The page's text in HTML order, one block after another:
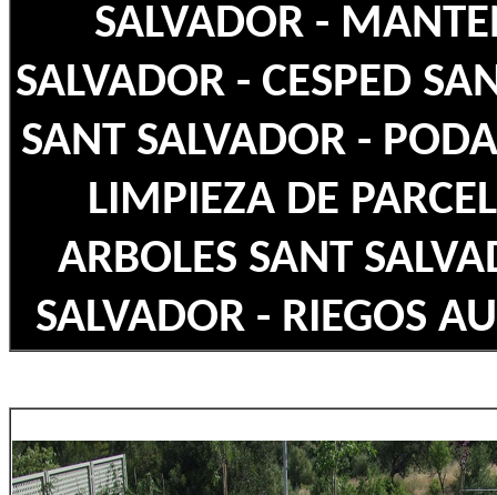
SALVADOR -
SALVADOR - CESPED
SANT SALVADOR -
LIMPIEZA DE
ARBOLES SANT
SALVADOR - RIEGOS